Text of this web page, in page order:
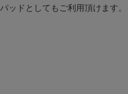
ッドとしてもご利用頂けます。